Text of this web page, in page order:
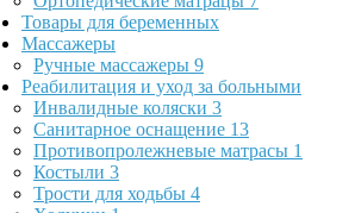
Товары для беременных
Массажеры
Ручные массажеры 9
Реабилитация и уход за больными
Инвалидные коляски 3
Санитарное оснащение 13
Противопролежневые матрасы 1
Костыли 3
Трости для ходьбы 4